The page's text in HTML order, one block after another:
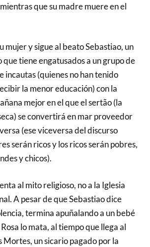
que su madre muere en el
mujer y sigue al beato Sebastiao, un
tiene engatusados a un grupo de
incautas (quienes no han tenido
la menor educación) con la
mejor en el que el sertão (la
se convertirá en mar proveedor
(ese viceversa del discurso
serán ricos y los ricos serán pobres,
y chicos).
al mito religioso, no a la Iglesia
A pesar de que Sebastiao dice
termina apuñalando a un bebé
lo mata, al tiempo que llega al
Mortes, un sicario pagado por la